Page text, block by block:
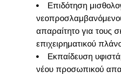
Επιδότηση
απαραίτητο για τους
επιχειρηματικού
Εκπαίδευση
νέου προσωπικού